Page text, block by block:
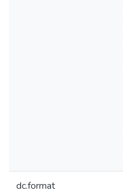
dc.format